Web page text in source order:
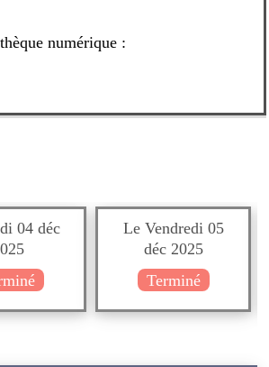
numérique :
04 déc
Le Vendredi 05
déc 2025
Terminé